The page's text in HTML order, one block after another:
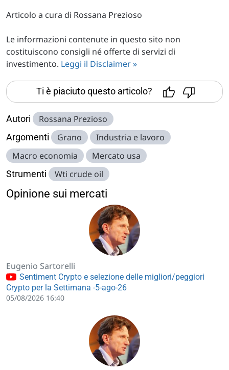
Articolo a cura di Rossana Prezioso
Le informazioni contenute in questo sito non
costituiscono consigli né offerte di servizi di
investimento. Leggi il Disclaimer »
Ti è piaciuto questo articolo?
Autori Rossana Prezioso
Argomenti Grano
Industria e lavoro
Macro economia
Mercato usa
Strumenti Wti crude oil
Opinione sui mercati
Eugenio Sartorelli
Sentiment Crypto e selezione delle migliori/peggiori
Crypto per la Settimana -5-ago-26
05/08/2026 16:40